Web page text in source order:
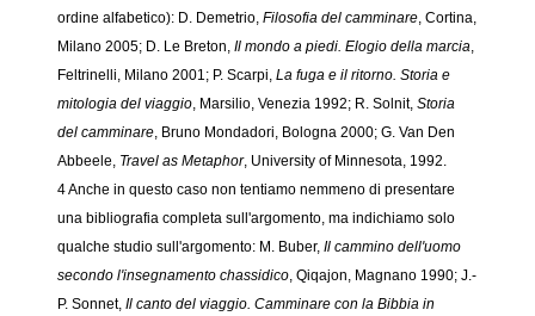
ordine alfabetico): D. Demetrio, Filosofia del camminare , Cortina,
Milano 2005; D. Le Breton, Il mondo a piedi. Elogio della marcia
Feltrinelli, Milano 2001; P. Scarpi, La fuga e il ritorno. Storia e
mitologia del viaggio , Marsilio, Venezia 1992; R. Solnit, Storia
del camminare , Bruno Mondadori, Bologna 2000; G. Van Den
Abbeele, Travel as Metaphor, University of Minnesota, 1992.
4 Anche in questo caso non tentiamo nemmeno di presentare
una bibliografia completa sull'argomento, ma indichiamo solo
qualche studio sull'argomento: M. Buber, Il cammino dell'uomo
secondo l'insegnamento chassidico , Qiqajon, Magnano 1990; J.-
P. Sonnet, Il canto del viaggio. Camminare con la Bibbia in